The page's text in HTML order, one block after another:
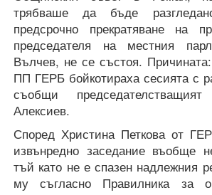
трябваше да бъде
предсрочно прекратяване на
председателя на местния
Вълчев, не се състоя.
ПП ГЕРБ бойкотираха сесията с
съобщи
Алексиев.
Според Христина Петкова от
извънредно заседание въобще
тъй като не е спазен надлежния
му съгласно Правилника за